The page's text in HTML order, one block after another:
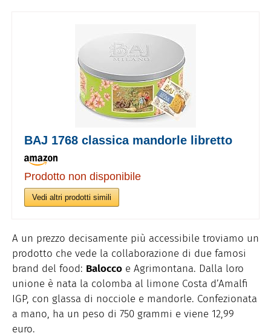
BAJ 1768 classica mandorle libretto
Prodotto non disponibile
Vedi altri prodotti simili
A un prezzo decisamente più accessibile troviamo un
prodotto che vede la collaborazione di due famosi
brand del food: Balocco e Agrimontana. Dalla loro
unione è nata la colomba al limone Costa d’Amalfi
IGP, con glassa di nocciole e mandorle. Confezionata
a mano, ha un peso di 750 grammi e viene 12,99
euro.